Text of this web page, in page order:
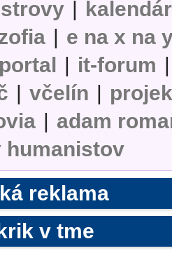
| kalendár
| e na x na
| it-forum |
| včelín |
| adam
humanistov
reklama
v tme